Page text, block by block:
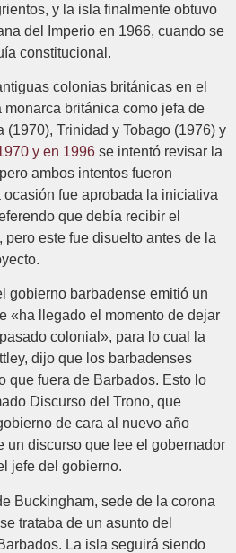
y la isla finalmente obtuvo
del Imperio en 1966, cuando se
constitucional.
colonias británicas en el
británica como jefa de
(1970), Trinidad y Tobago (1976) y
y en 1996 se intentó revisar la
ambos intentos fueron
fue aprobada la iniciativa
que debía recibir el
este fue disuelto antes de la
gobierno barbadense emitió un
«ha llegado el momento de dejar
colonial», para lo cual la
dijo que los barbadenses
que fuera de Barbados. Esto lo
Discurso del Trono, que
de cara al nuevo año
un discurso que lee el gobernador
jefe del gobierno.
Buckingham, sede de la corona
trataba de un asunto del
La isla seguirá siendo